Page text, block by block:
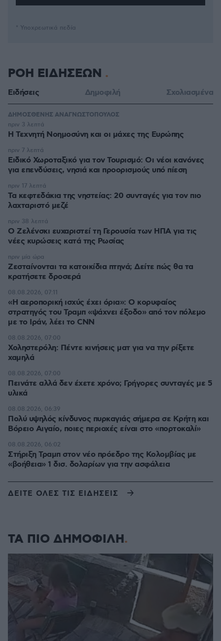
* Υποχρεωτικά πεδία
ΡΟΗ ΕΙΔΗΣΕΩΝ
Ειδήσεις Δημοφιλή Σχολιασμένα
ΔΗΜΟΣΘΕΝΗΣ ΑΝΑΓΝΩΣΤΟΠΟΥΛΟΣ
H Τεχνητή Νοημοσύνη και οι μάχες της Ευρώπης
πριν 3 λεπτά
Ειδικό Χωροταξικό για τον Τουρισμό: Οι νέοι κανόνες
για επενδύσεις, νησιά και προορισμούς υπό πίεση
πριν 7 λεπτά
Τα κεφτεδάκια της νηστείας: 20 συνταγές για τον πιο
λαχταριστό μεζέ
πριν 17 λεπτά
Ο Ζελένσκι ευχαριστεί τη Γερουσία των ΗΠΑ για τις
νέες κυρώσεις κατά της Ρωσίας
πριν 38 λεπτά
Ζεσταίνονται τα κατοικίδια πτηνά; Δείτε πώς θα τα
κρατήσετε δροσερά
πριν μία ώρα
«Η αεροπορική ισχύς έχει όρια»: Ο κορυφαίος
στρατηγός του Τραμπ «ψάχνει έξοδο» από τον πόλεμο
με το Ιράν, λέει το CNN
08.08.2026, 07:11
Χοληστερόλη: Πέντε κινήσεις ματ για να την ρίξετε
χαμηλά
08.08.2026, 07:00
Πεινάτε αλλά δεν έχετε χρόνο; Γρήγορες συνταγές με 5
υλικά
08.08.2026, 07:00
Πολύ υψηλός κίνδυνος πυρκαγιάς σήμερα σε Κρήτη και
Βόρειο Αιγαίο, ποιες περιοχές είναι στο «πορτοκαλί»
08.08.2026, 06:39
Στήριξη Τραμπ στον νέο πρόεδρο της Κολομβίας με
«βοήθεια» 1 δισ. δολαρίων για την ασφάλεια
08.08.2026, 06:02
ΔΕΙΤΕ ΟΛΕΣ ΤΙΣ ΕΙΔΗΣΕΙΣ
ΤΑ ΠΙΟ ΔΗΜΟΦΙΛΗ